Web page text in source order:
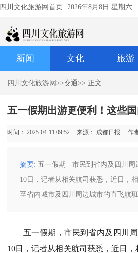
四川文化旅游网首页 2026年8月8日 星期六
新闻 文化 旅游
四川文化旅游网 >>交通>> 正文
五一假期出游更便利！这些
时间： 2025-04-11 09:52 来源： 成都日报 作
摘要: 五一假期，市民到省内及四川周
10日，记者从相关航司获悉，近日，
至省内城市及四川周边城市的直飞航班
五一假期，市民到省内及四川
10日，记者从相关航司获悉，近日